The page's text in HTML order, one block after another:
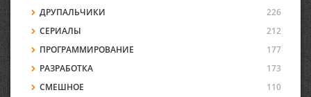
ДРУПАЛЬЧИКИ
226
СЕРИАЛЫ
212
ПРОГРАММИРОВАНИЕ
177
РАЗРАБОТКА
173
СМЕШНОЕ
110